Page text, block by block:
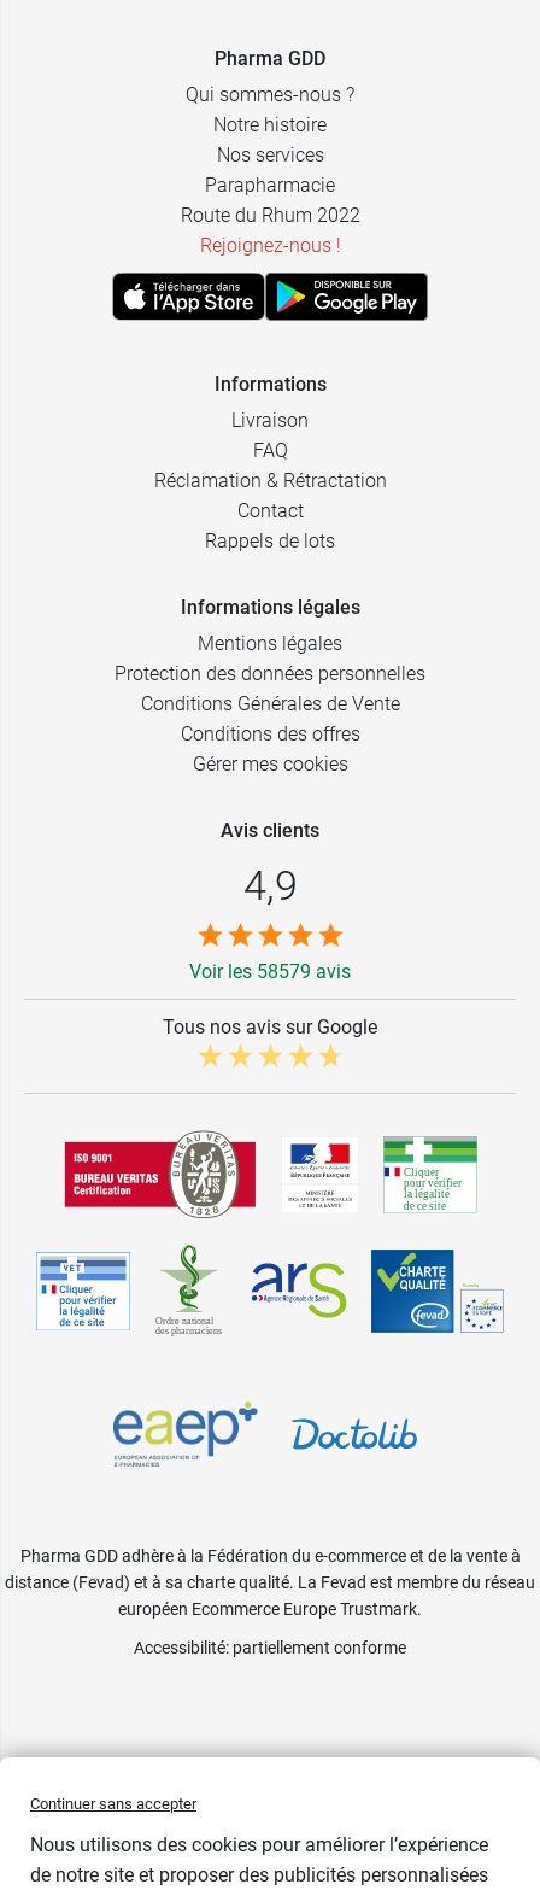
Pharma GDD
Qui sommes-nous ?
Notre histoire
Nos services
Parapharmacie
Route du Rhum 2022
Rejoignez-nous !
Informations
Livraison
FAQ
Réclamation & Rétractation
Contact
Rappels de lots
Informations légales
Mentions légales
Protection des données personnelles
Conditions Générales de Vente
Conditions des offres
Gérer mes cookies
Avis clients
4,9
Voir les 58579 avis
Tous nos avis sur Google
Pharma GDD adhère à la Fédération du e-commerce et de la vente à
distance (Fevad) et à sa charte qualité. La Fevad est membre du réseau
européen Ecommerce Europe Trustmark.
Accessibilité: partiellement conforme
Continuer sans accepter
Nous utilisons des cookies pour améliorer l’expérience
de notre site et proposer des publicités personnalisées